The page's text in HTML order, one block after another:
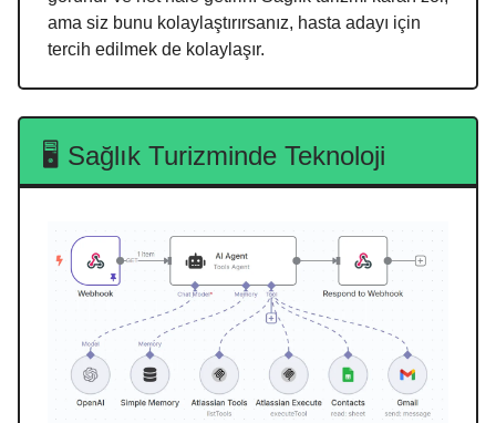
ama siz bunu kolaylaştırırsanız, hasta adayı için
tercih edilmek de kolaylaşır.
🖥️ Sağlık Turizminde Teknoloji